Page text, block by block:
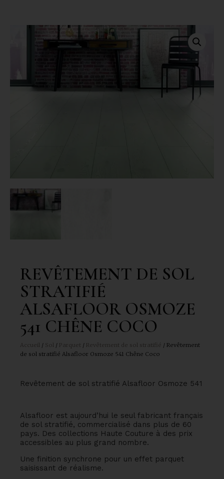
REVÊTEMENT DE SOL
STRATIFIÉ
ALSAFLOOR OSMOZE
541 CHÊNE COCO
Accueil / Sol / Parquet / Revêtement de sol stratifié / Revêtement
de sol stratifié Alsafloor Osmoze 541 Chêne Coco
Revêtement de sol stratifié Alsafloor Osmoze 541
Alsafloor est aujourd’hui le seul fabricant français
de sol stratifié, commercialisé dans plus de 60
pays. Des collections Haute Couture à des prix
accessibles au plus grand nombre.
Une finition synchrone pour un effet parquet
saisissant de réalisme.